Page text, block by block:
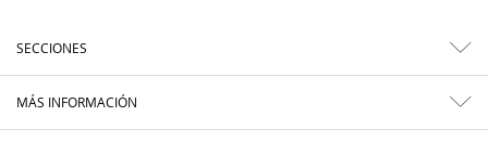
SECCIONES
MÁS INFORMACIÓN